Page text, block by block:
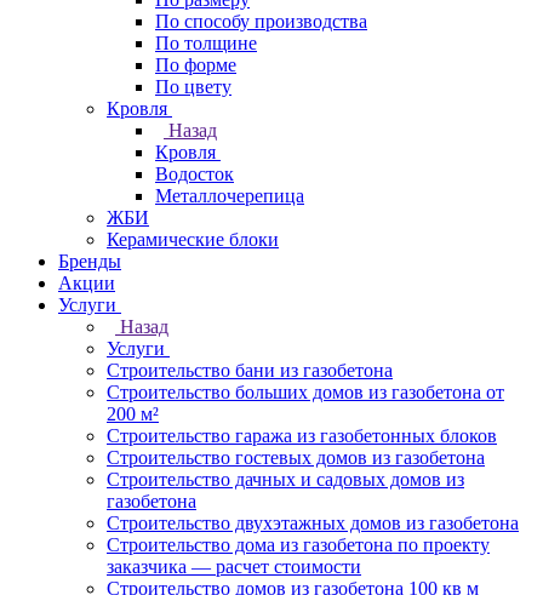
По способу производства
По толщине
По форме
По цвету
Кровля
Назад
Кровля
Водосток
Металлочерепица
ЖБИ
Керамические блоки
Бренды
Акции
Услуги
Назад
Услуги
Строительство бани из газобетона
Строительство больших домов из газобетона от
200 м²
Строительство гаража из газобетонных блоков
Строительство гостевых домов из газобетона
Строительство дачных и садовых домов из
газобетона
Строительство двухэтажных домов из газобетона
Строительство дома из газобетона по проекту
заказчика — расчет стоимости
Строительство домов из газобетона 100 кв м